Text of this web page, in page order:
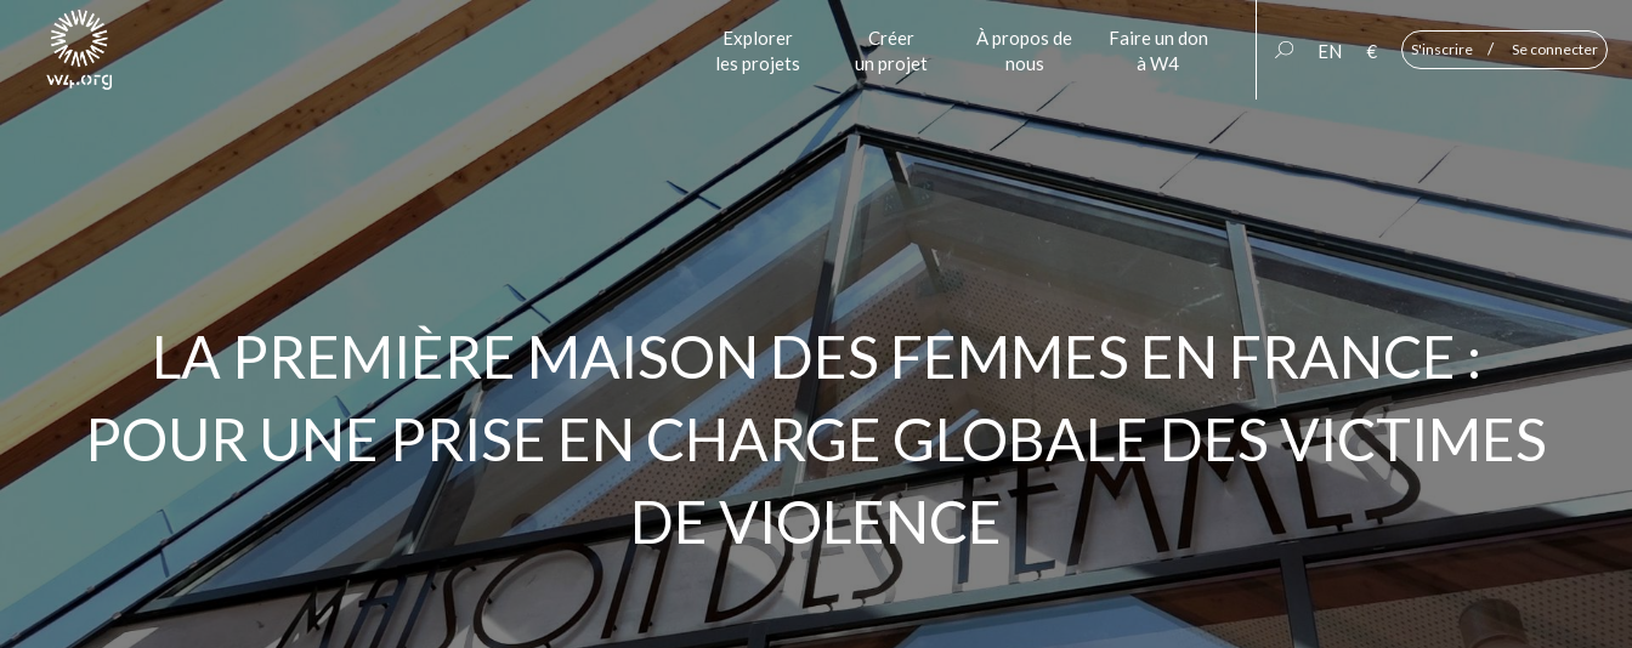
Explorer
les projets
Créer
un projet
À propos de
nous
Faire un don
à W4
EN € S'inscrire / Se connecter
LA PREMIÈRE MAISON DES FEMMES EN FRANCE :
POUR UNE PRISE EN CHARGE GLOBALE DES VICTIMES
DE VIOLENCE